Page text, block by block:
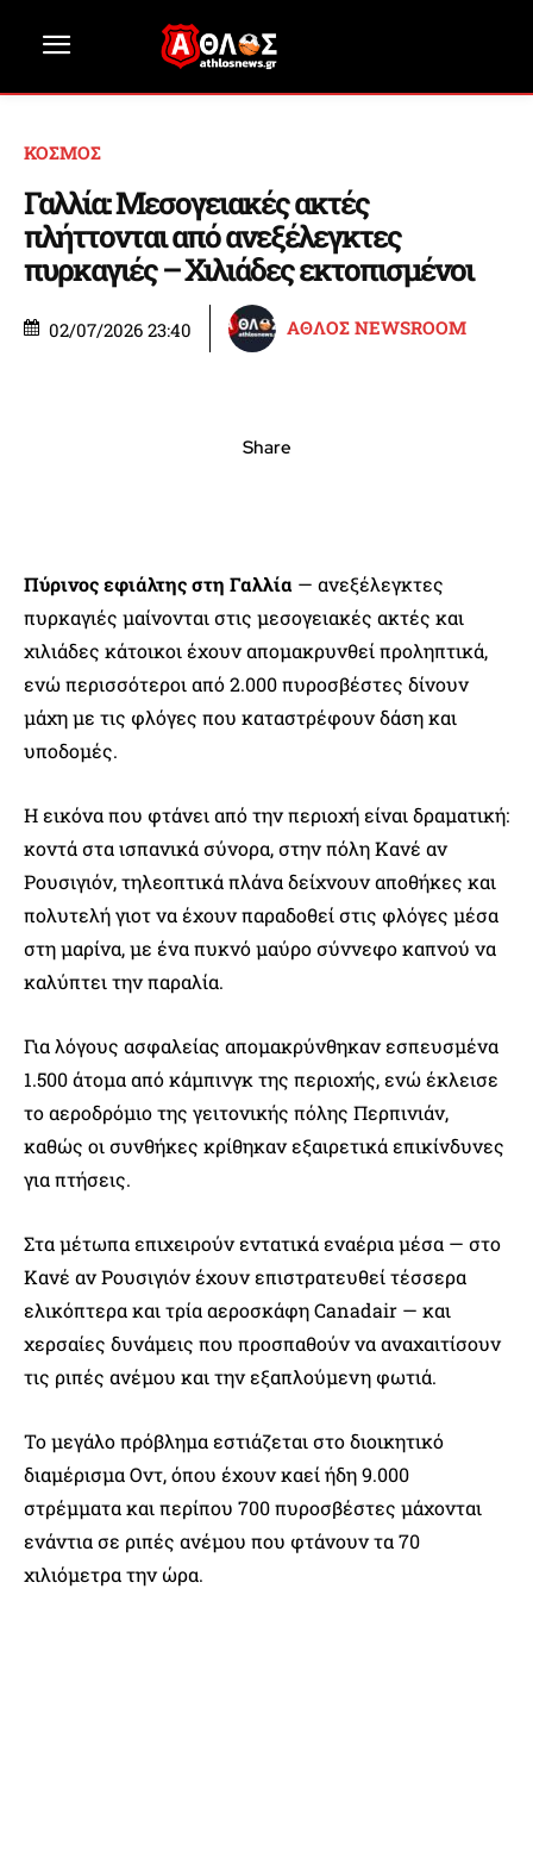
ΚΟΣΜΟΣ
Γαλλία: Μεσογειακές ακτές
πλήττονται από ανεξέλεγκτες
πυρκαγιές – Χιλιάδες εκτοπισμένοι
02/07/2026 23:40 ΑΘΛΟΣ NEWSROOM
Share
Πύρινος εφιάλτης στη Γαλλία — ανεξέλεγκτες
πυρκαγιές μαίνονται στις μεσογειακές ακτές και
χιλιάδες κάτοικοι έχουν απομακρυνθεί προληπτικά,
ενώ περισσότεροι από 2.000 πυροσβέστες δίνουν
μάχη με τις φλόγες που καταστρέφουν δάση και
υποδομές.
Η εικόνα που φτάνει από την περιοχή είναι δραματική:
κοντά στα ισπανικά σύνορα, στην πόλη Κανέ αν
Ρουσιγιόν, τηλεοπτικά πλάνα δείχνουν αποθήκες και
πολυτελή γιοτ να έχουν παραδοθεί στις φλόγες μέσα
στη μαρίνα, με ένα πυκνό μαύρο σύννεφο καπνού να
καλύπτει την παραλία.
Για λόγους ασφαλείας απομακρύνθηκαν εσπευσμένα
1.500 άτομα από κάμπινγκ της περιοχής, ενώ έκλεισε
το αεροδρόμιο της γειτονικής πόλης Περπινιάν,
καθώς οι συνθήκες κρίθηκαν εξαιρετικά επικίνδυνες
για πτήσεις.
Στα μέτωπα επιχειρούν εντατικά εναέρια μέσα — στο
Κανέ αν Ρουσιγιόν έχουν επιστρατευθεί τέσσερα
ελικόπτερα και τρία αεροσκάφη Canadair — και
χερσαίες δυνάμεις που προσπαθούν να αναχαιτίσουν
τις ριπές ανέμου και την εξαπλούμενη φωτιά.
Το μεγάλο πρόβλημα εστιάζεται στο διοικητικό
διαμέρισμα Οντ, όπου έχουν καεί ήδη 9.000
στρέμματα και περίπου 700 πυροσβέστες μάχονται
ενάντια σε ριπές ανέμου που φτάνουν τα 70
χιλιόμετρα την ώρα.